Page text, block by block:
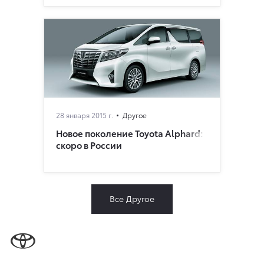
28 января 2015 г. Другое
Новое поколение Toyota Alphard:
скоро в России
Все Другое